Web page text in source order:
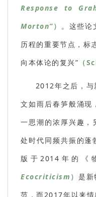
Response to
Morton”） 。这些论
历程的重要节点，标
向本体论的复兴” （
2012年之后，与
文如雨后春笋般涌现
一思潮的浓厚兴趣，
处时代同频共振的蓬
版于2014年的《
Ecocriticism ） 是新
范，而2017年以来